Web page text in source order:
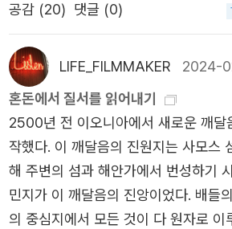
살아간다. 슬기로운 사람은 동물이 아
한 번도 만나 본 적이 없는 외계 생명체
한다. 우리가 만나고 싶은 외계인은 인
우리처럼 비슷하게 생활한다. 외계인
은 우리보다 더 똑똑한 외계인을 우러
옛날에 지구를 방문한 외계인이 고대
에 걸맞은 엄청난 기술을 전수했다고
설을 지지하는 사람들은 이집트의 피라
공감 (20) 댓글 (0)
LIFE_FILMMAKER 2024-
혼돈에서 질서를 읽어내기
2500년 전 이오니아에서 새로운 깨달
작했다. 이 깨달음의 진원지는 사모스
해 주변의 섬과 해안가에서 번성하기
민지가 이 깨달음의 진앙이었다. 배들
의 중심지에서 모든 것이 다 원자로 이